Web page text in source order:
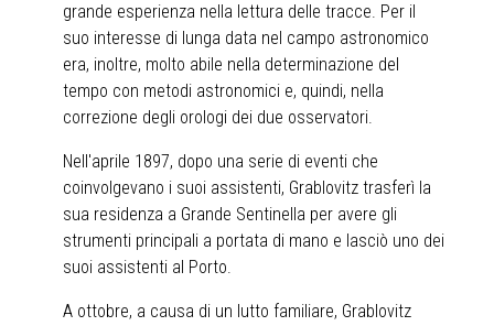
grande esperienza nella lettura delle tracce. Per il
suo interesse di lunga data nel campo astronomico
era, inoltre, molto abile nella determinazione del
tempo con metodi astronomici e, quindi, nella
correzione degli orologi dei due osservatori.
Nell'aprile 1897, dopo una serie di eventi che
coinvolgevano i suoi assistenti, Grablovitz trasferì la
sua residenza a Grande Sentinella per avere gli
strumenti principali a portata di mano e lasciò uno dei
suoi assistenti al Porto.
A ottobre, a causa di un lutto familiare, Grablovitz